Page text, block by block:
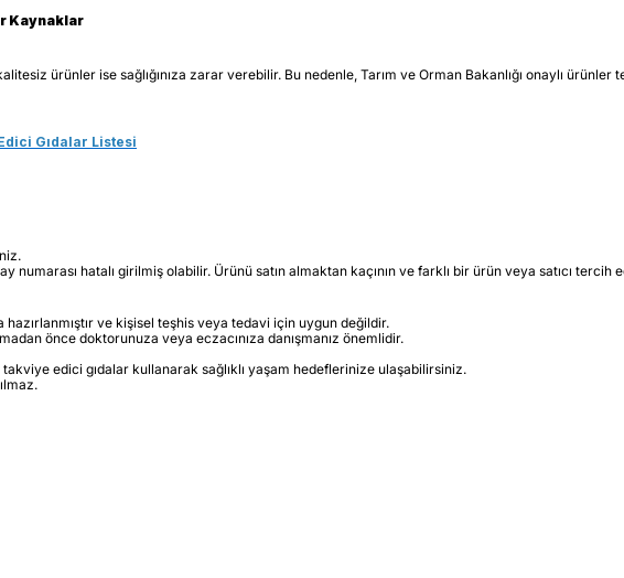
Kaynaklar
ürünler ise sağlığınıza zarar verebilir. Bu nedenle, Tarım ve Orman Bakanlığı onaylı
Gıdalar Listesi
numarası hatalı girilmiş olabilir. Ürünü satın almaktan kaçının ve farklı bir ürün veya satıcı tercih
ve kişisel teşhis veya tedavi için uygun değildir.
önce doktorunuza veya eczacınıza danışmanız önemlidir.
edici gıdalar kullanarak sağlıklı yaşam hedeflerinize ulaşabilirsiniz.